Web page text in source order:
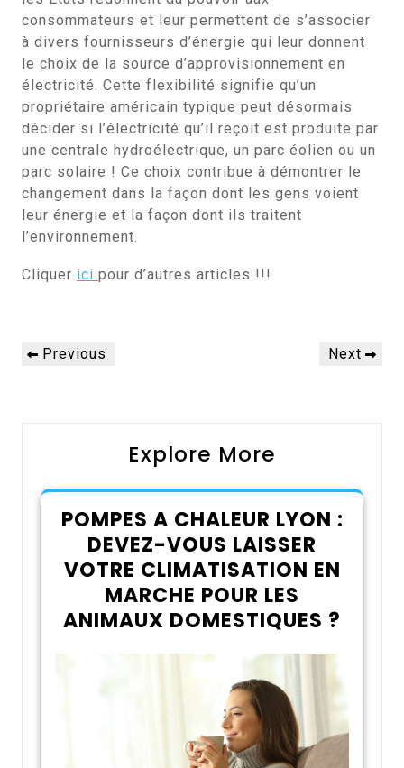
consommateurs et leur permettent de s’associer
à divers fournisseurs d’énergie qui leur donnent
le choix de la source d’approvisionnement en
électricité. Cette flexibilité signifie qu’un
propriétaire américain typique peut désormais
décider si l’électricité qu’il reçoit est produite par
une centrale hydroélectrique, un parc éolien ou un
parc solaire ! Ce choix contribue à démontrer le
changement dans la façon dont les gens voient
leur énergie et la façon dont ils traitent
l’environnement.
Cliquer ici pour d’autres articles !!!
Navigation
dePrevious
Previous
Next
Next
Explore More
POMPES A CHALEUR LYON :
DEVEZ-VOUS LAISSER
VOTRE CLIMATISATION EN
MARCHE POUR LES
ANIMAUX DOMESTIQUES ?